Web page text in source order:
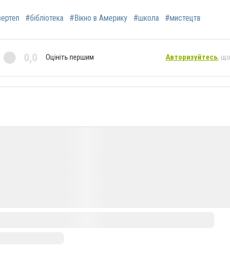
#бібліотека #Вікно в Америку #школа #мистецтв
0,0 Оцініть першим Авторизуйтесь,